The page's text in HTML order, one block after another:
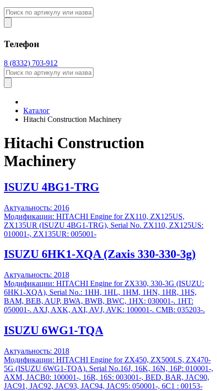
Телефон
8 (8332) 703-912
Каталог
Hitachi Construction Machinery
Hitachi Construction
Machinery
ISUZU 4BG1-TRG
Актуальность: 2016
Модификации: HITACHI Engine for ZX110, ZX125US,
ZX135UR (ISUZU 4BG1-TRG), Serial No. ZX110, ZX125US:
010001-, ZX135UR: 005001-
ISUZU 6HK1-XQA (Zaxis 330-330-3g)
Актуальность: 2018
Модификации: HITACHI Engine for ZX330, 330-3G (ISUZU:
6HK1-XQA), Serial No.: 1HH, 1HL, 1HM, 1HN, 1HR, 1HS,
BAM, BEB, AUP, BWA, BWB, BWC, 1HX: 030001-. 1HT:
050001-. AXJ, AXK, AXI, AVJ, AVK: 100001-. CMB: 035203-.
ISUZU 6WG1-TQA
Актуальность: 2018
Модификации: HITACHI Engine for ZX450, ZX500LS, ZX470-
5G (ISUZU 6WG1-TQA). Serial No.16J, 16K, 16N, 16P: 010001-,
AXM, JACB0: 100001-, 16R, 16S: 003001-, BED, BAR, JAC90,
JAC91, JAC92, JAC93, JAC94, JAC95: 050001-, 6C1 : 00153-